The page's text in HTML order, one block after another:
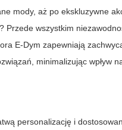
mody, aż po ekskluzywne
Przede wszystkim
E-Dym zapewniają
minimalizując wpływ
personalizację i